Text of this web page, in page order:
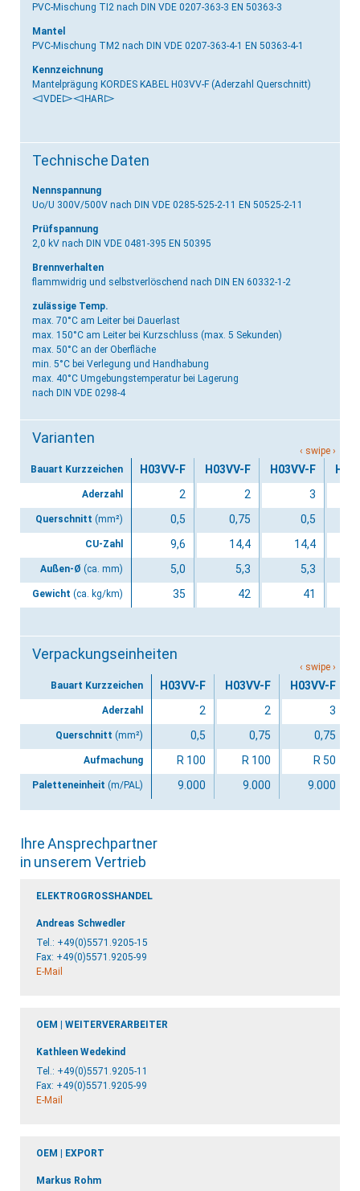
PVC-Mischung TI2 nach DIN VDE 0207-363-3 EN 50363-3
Mantel
PVC-Mischung TM2 nach DIN VDE 0207-363-4-1 EN 50363-4-1
Kennzeichnung
Mantelprägung KORDES KABEL H03VV-F (Aderzahl Querschnitt)
<VDE><HAR>
Technische Daten
Nennspannung
Uo/U 300V/500V nach DIN VDE 0285-525-2-11 EN 50525-2-11
Prüfspannung
2,0 kV nach DIN VDE 0481-395 EN 50395
Brennverhalten
flammwidrig und selbstverlöschend nach DIN EN 60332-1-2
zulässige Temp.
max. 70°C am Leiter bei Dauerlast
max. 150°C am Leiter bei Kurzschluss (max. 5 Sekunden)
max. 50°C an der Oberfläche
min. 5°C bei Verlegung und Handhabung
max. 40°C Umgebungstemperatur bei Lagerung
nach DIN VDE 0298-4
Varianten
Bauart Kurzzeichen
Aderzahl
Querschnitt (mm²)
CU-Zahl
Außen-Ø (ca. mm)
Gewicht (ca. kg/km)
H03VV-F
2
0,5
9,6
5,0
35
H03VV-F
2
0,75
14,4
5,3
42
H03VV-F
3
0,5
14,4
5,3
41
Verpackungseinheiten
Bauart Kurzzeichen
Aderzahl
Querschnitt (mm²)
Aufmachung
Paletteneinheit (m/PAL)
H03VV-F
2
0,5
R 100
9.000
H03VV-F
2
0,75
R 100
9.000
H03VV-F
3
0,75
R 50
9.000
Ihre Ansprechpartner
in unserem Vertrieb
ELEKTROGROSSHANDEL
Andreas Schwedler
Tel.: +49(0)5571.9205-15
Fax: +49(0)5571.9205-99
E-Mail
OEM | WEITERVERARBEITER
Kathleen Wedekind
Tel.: +49(0)5571.9205-11
Fax: +49(0)5571.9205-99
E-Mail
OEM | EXPORT
Markus Rohm